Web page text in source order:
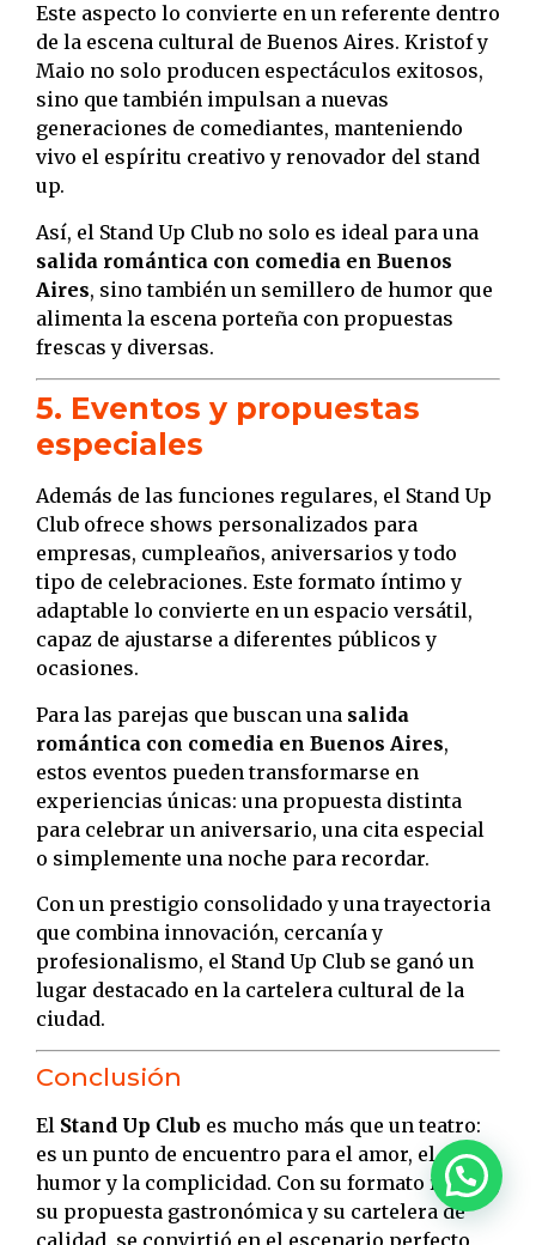
Este aspecto lo convierte en un referente dentro
de la escena cultural de Buenos Aires. Kristof y
Maio no solo producen espectáculos exitosos,
sino que también impulsan a nuevas
generaciones de comediantes, manteniendo
vivo el espíritu creativo y renovador del stand
up.
Así, el Stand Up Club no solo es ideal para una
salida romántica con comedia en Buenos
Aires, sino también un semillero de humor que
alimenta la escena porteña con propuestas
frescas y diversas.
5. Eventos y propuestas
especiales
Además de las funciones regulares, el Stand Up
Club ofrece shows personalizados para
empresas, cumpleaños, aniversarios y todo
tipo de celebraciones. Este formato íntimo y
adaptable lo convierte en un espacio versátil,
capaz de ajustarse a diferentes públicos y
ocasiones.
Para las parejas que buscan una salida
romántica con comedia en Buenos Aires,
estos eventos pueden transformarse en
experiencias únicas: una propuesta distinta
para celebrar un aniversario, una cita especial
o simplemente una noche para recordar.
Con un prestigio consolidado y una trayectoria
que combina innovación, cercanía y
profesionalismo, el Stand Up Club se ganó un
lugar destacado en la cartelera cultural de la
ciudad.
Conclusión
El Stand Up Club es mucho más que un teatro:
es un punto de encuentro para el amor, el
humor y la complicidad. Con su formato íntimo,
su propuesta gastronómica y su cartelera de